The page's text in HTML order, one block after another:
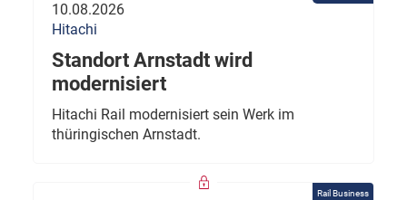
10.08.2026
Hitachi
Standort Arnstadt wird
modernisiert
Hitachi Rail modernisiert sein Werk im
thüringischen Arnstadt.
Rail Business